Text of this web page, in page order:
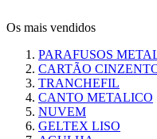
Os mais vendidos
PARAFUSOS
CARTÃO
TRANCHEFIL
CANTO METALICO
NUVEM
GELTEX LISO